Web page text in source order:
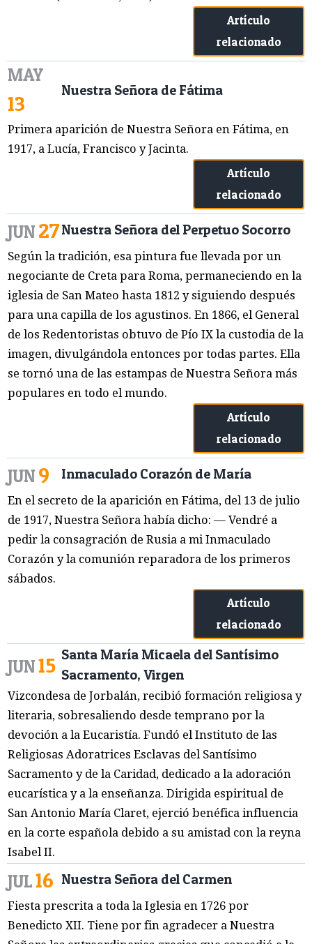
Artículo
relacionado
MAY
13
Nuestra Señora de Fátima
Primera aparición de Nuestra Señora en Fátima, en
1917, a Lucía, Francisco y Jacinta.
Artículo
relacionado
JUN27Nuestra Señora del Perpetuo Socorro
Según la tradición, esa pintura fue llevada por un
negociante de Creta para Roma, permaneciendo en la
iglesia de San Mateo hasta 1812 y siguiendo después
para una capilla de los agustinos. En 1866, el General
de los Redentoristas obtuvo de Pío IX la custodia de la
imagen, divulgándola entonces por todas partes. Ella
se tornó una de las estampas de Nuestra Señora más
populares en todo el mundo.
Artículo
relacionado
JUN 9 Inmaculado Corazón de María
En el secreto de la aparición en Fátima, del 13 de julio
de 1917, Nuestra Señora había dicho: — Vendré a
pedir la consagración de Rusia a mi Inmaculado
Corazón y la comunión reparadora de los primeros
sábados.
Artículo
relacionado
JUN15 Santa María Micaela del Santísimo
Sacramento, Virgen
Vizcondesa de Jorbalán, recibió formación religiosa y
literaria, sobresaliendo desde temprano por la
devoción a la Eucaristía. Fundó el Instituto de las
Religiosas Adoratrices Esclavas del Santísimo
Sacramento y de la Caridad, dedicado a la adoración
eucarística y a la enseñanza. Dirigida espiritual de
San Antonio María Claret, ejerció benéfica influencia
en la corte española debido a su amistad con la reyna
Isabel II.
JUL16 Nuestra Señora del Carmen
Fiesta prescrita a toda la Iglesia en 1726 por
Benedicto XII. Tiene por fin agradecer a Nuestra